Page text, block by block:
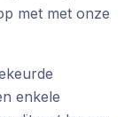
met met onze
enkele